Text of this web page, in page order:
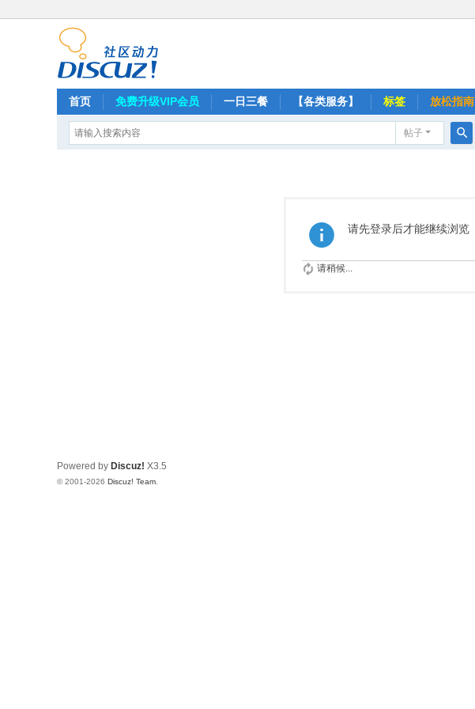
首页 免费升级VIP会员 一日三餐 【各类服务】 标签 放松指南
帖子
请先登录后才能继续浏览
请稍候...
Powered by Discuz! X3.5
© 2001-2026 Discuz! Team